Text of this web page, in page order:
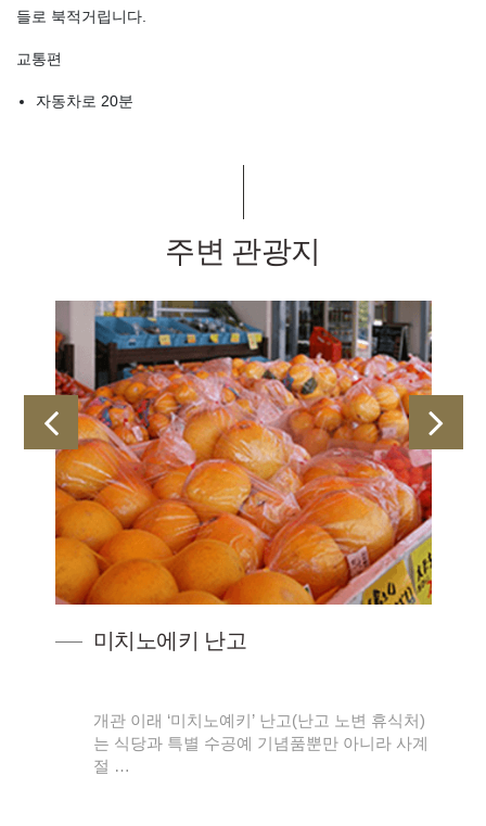
들로 북적거립니다.
교통편
자동차로 20분
주변 관광지
미치노에키 난고
개관 이래 ‘미치노예키’ 난고(난고 노변 휴식처)
는 식당과 특별 수공예 기념품뿐만 아니라 사계
절 …